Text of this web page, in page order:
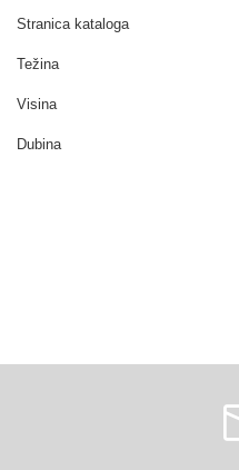
Stranica kataloga
Težina
Visina
Dubina